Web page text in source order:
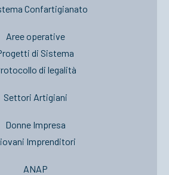
Confartigianato
Aree operative
di Sistema
di legalità
Settori Artigiani
Donne Impresa
Imprenditori
ANAP